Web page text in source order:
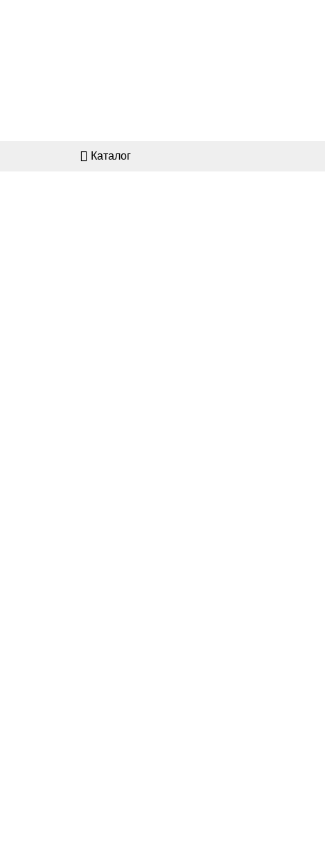
Каталог